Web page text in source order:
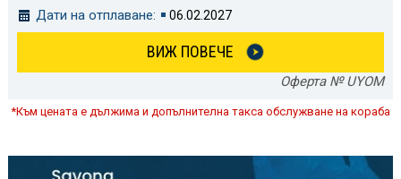
Дати на отплаване:
06.02.2027
ВИЖ ПОВЕЧЕ
Оферта № UYOM
*Към цената е дължима и допълнителна такса обслужване на кораба